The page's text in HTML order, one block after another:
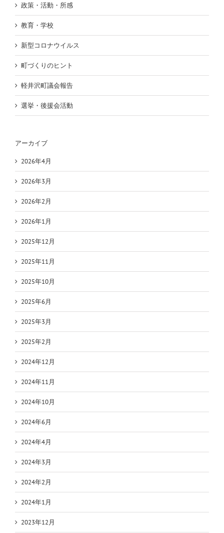
政策・活動・所感
教育・学校
新型コロナウイルス
町づくりのヒント
軽井沢町議会報告
選挙・後援会活動
アーカイブ
2026年4月
2026年3月
2026年2月
2026年1月
2025年12月
2025年11月
2025年10月
2025年6月
2025年3月
2025年2月
2024年12月
2024年11月
2024年10月
2024年6月
2024年4月
2024年3月
2024年2月
2024年1月
2023年12月